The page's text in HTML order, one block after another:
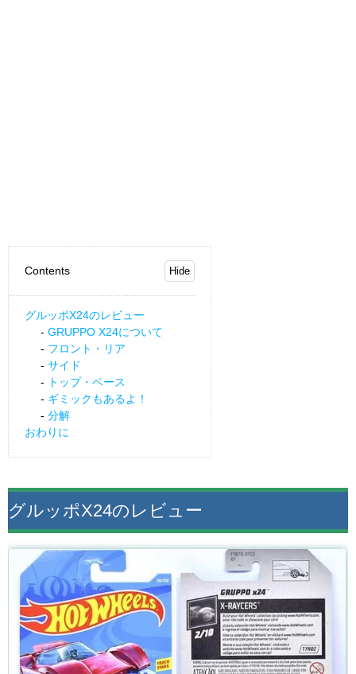
Contents
グルッポX24のレビュー
GRUPPO X24について
フロント・リア
サイド
トップ・ベース
ギミックもあるよ！
分解
おわりに
グルッポX24のレビュー